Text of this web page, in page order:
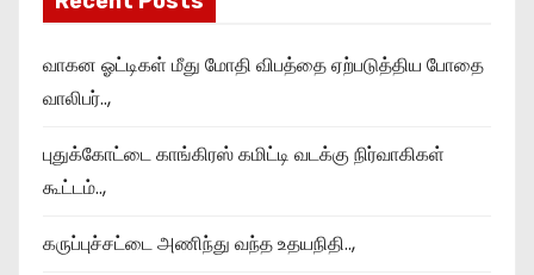
வாகன ஓட்டிகள் மீது மோதி விபத்தை ஏற்படுத்திய போதை
வாலிபர்..,
புதுக்கோட்டை காங்கிரஸ் கமிட்டி வடக்கு நிர்வாகிகள்
கூட்டம்..,
கருப்புச்சட்டை அணிந்து வந்த உதயநிதி..,